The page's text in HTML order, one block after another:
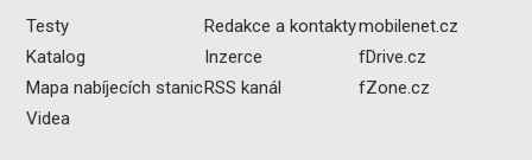
Testy
Katalog
Mapa nabíjecích stanic
Videa
Redakce a kontakty
Inzerce
RSS kanál
mobilenet.cz
fDrive.cz
fZone.cz